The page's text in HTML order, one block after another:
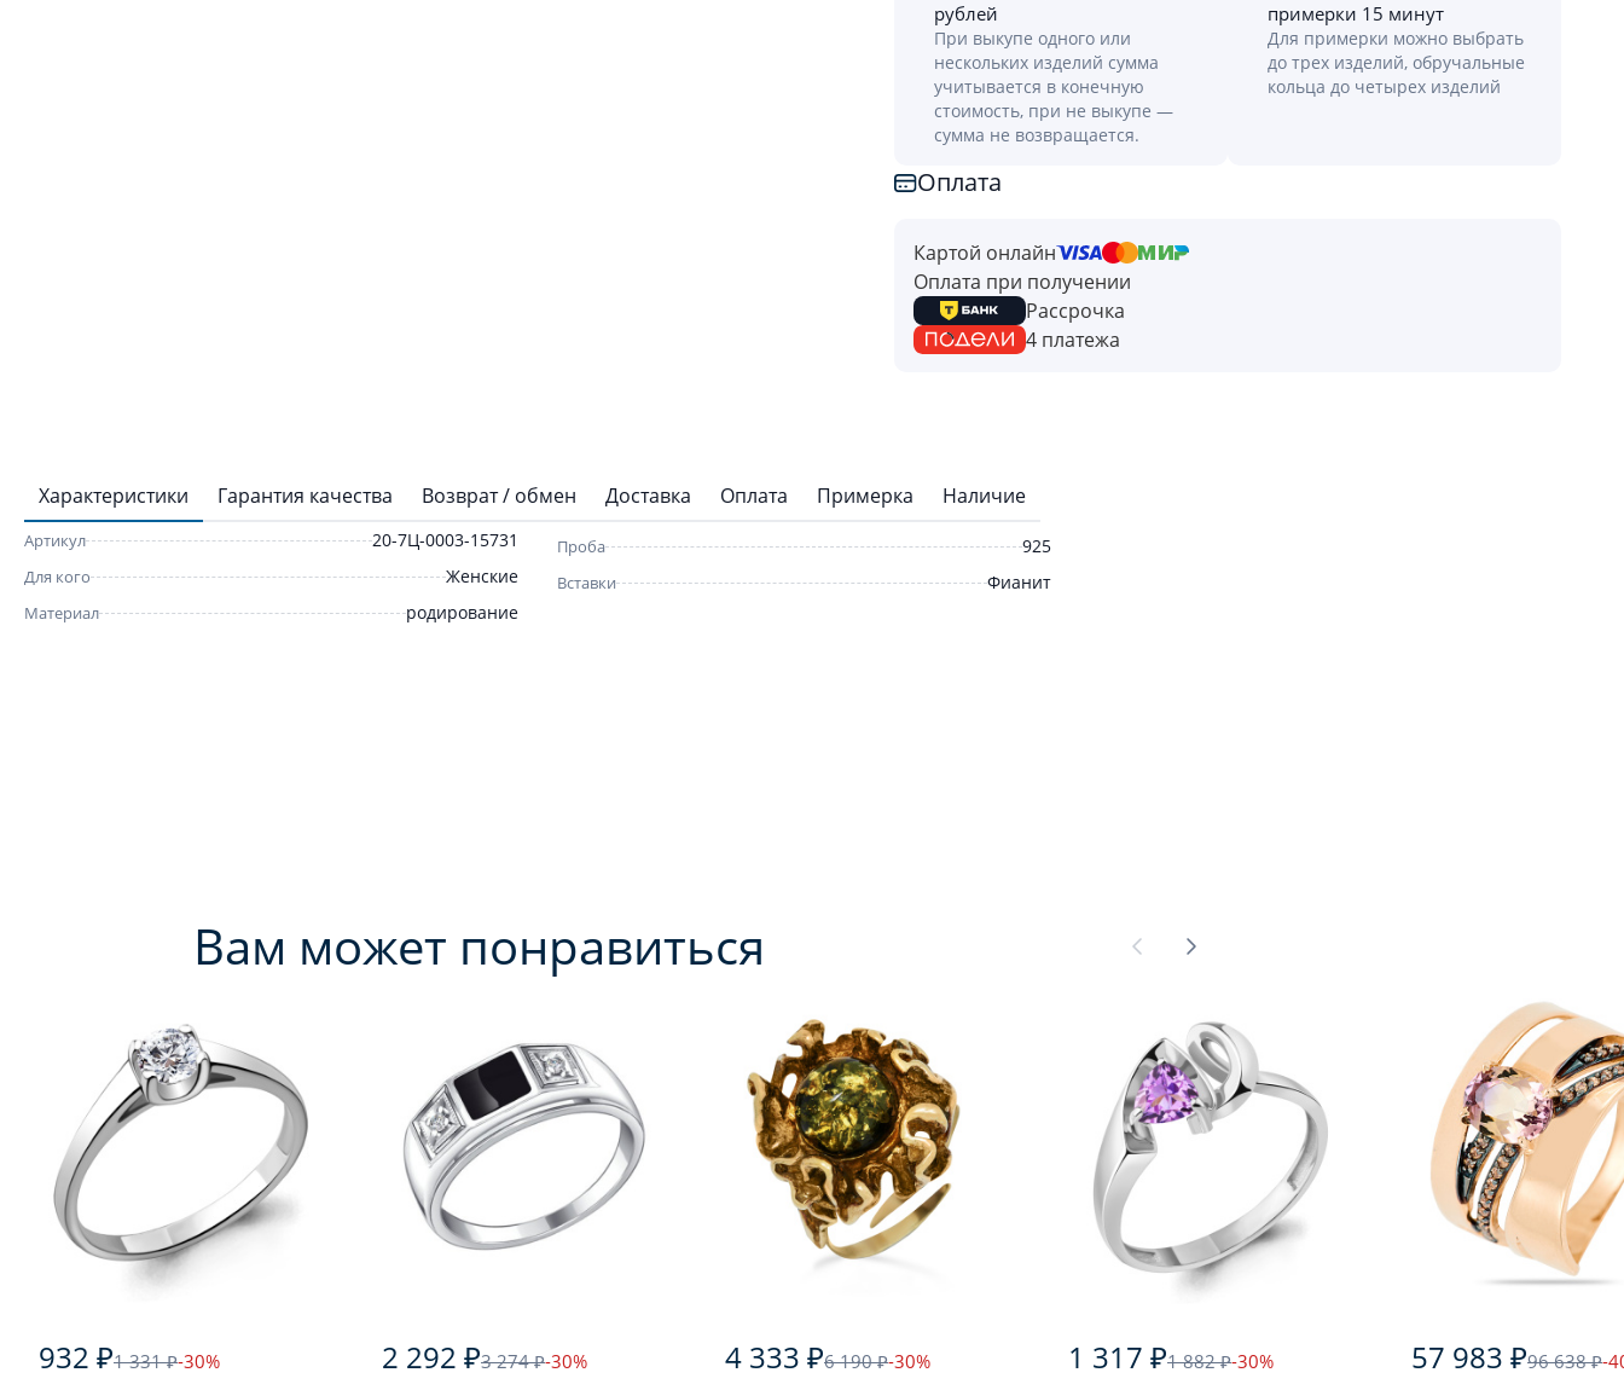
рублей
При выкупе одного или
нескольких изделий сумма
учитывается в конечную
стоимость, при не выкупе —
сумма не возвращается.
примерки 15 минут
Для примерки можно выбрать
до трех изделий, обручальные
кольца до четырех изделий
Оплата
Картой онлайн
Оплата при получении
Рассрочка
4 платежа
Характеристики Гарантия качества Возврат / обмен Доставка Оплата Примерка Наличие
Артикул 20-7Ц-0003-15731
Для кого Женские
Материал родирование
Проба 925
Вставки Фианит
Вам может понравиться
932 ₽1 331 ₽-30% 2 292 ₽3 274 ₽-30% 4 333 ₽6 190 ₽-30% 1 317 ₽1 882 ₽-30% 57 983 ₽96 638 ₽-